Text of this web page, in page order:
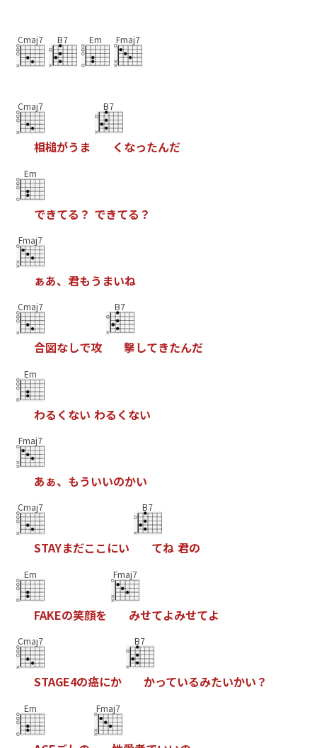
Cmaj7 B7 Em Fmaj7
Cmaj7
相槌がう ま
B7
く なったんだ
Em
できてる ？ できてる ？
Fmaj7
ぁあ、 君もう まいね
Cmaj7
合図なしで攻
B7
撃してきたんだ
Em
わる く ない わる く ない
Fmaj7
あぁ、 もういいのかい
Cmaj7
STAYまだこ こ にい
B7
てね 君の
Em
FAKEの笑顔を
Fmaj7
みせてよみせてよ
Cmaj7
STAGE4の癌にか
B7
かっているみたいかい ？
Em Fmaj7